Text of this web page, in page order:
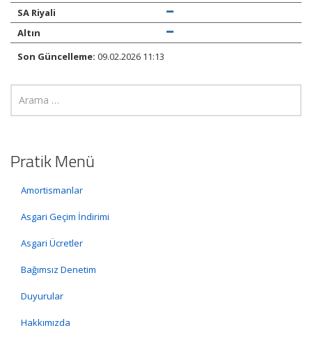
SA Riyali
Altın
Son Güncelleme: 09.02.2026 11:13
Pratik Menü
Amortismanlar
Asgari Geçim İndirimi
Asgari Ücretler
Bağımsız Denetim
Duyurular
Hakkımızda